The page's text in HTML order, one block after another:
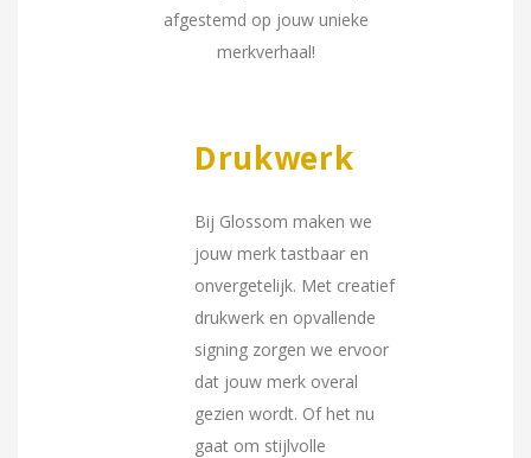
afgestemd op jouw unieke
merkverhaal!
Drukwerk
Bij Glossom maken we
jouw merk tastbaar en
onvergetelijk. Met creatief
drukwerk en opvallende
signing zorgen we ervoor
dat jouw merk overal
gezien wordt. Of het nu
gaat om stijlvolle